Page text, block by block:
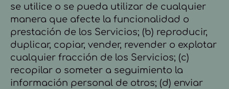
se utilice o se pueda utilizar de cualquier
manera que afecte la funcionalidad o
prestación de los Servicios; (b) reproducir,
duplicar, copiar, vender, revender o explotar
cualquier fracción de los Servicios; (c)
recopilar o someter a seguimiento la
información personal de otros; (d) enviar